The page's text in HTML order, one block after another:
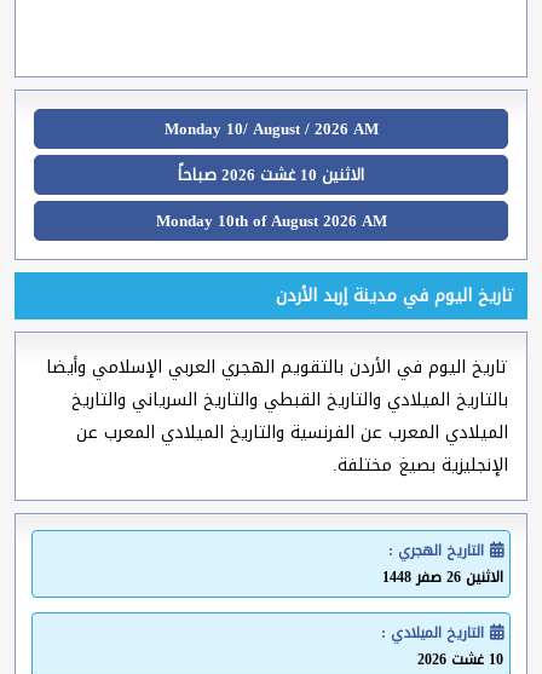
Monday 10/ August / 2026 AM
الاثنين 10 غشت 2026 صباحاً
Monday 10th of August 2026 AM
تاريخ اليوم في مدينة إربد الأردن
تاريخ اليوم في الأردن بالتقويم الهجري العربي الإسلامي وأيضا
بالتاريخ الميلادي والتاريخ القبطي والتاريخ السرياني والتاريخ
الميلادي المعرب عن الفرنسية والتاريخ الميلادي المعرب عن
الإنجليزية بصيغ مختلفة.
التاريخ الهجري :
الاثنين 26 صفر 1448
التاريخ الميلادي :
10 غشت 2026